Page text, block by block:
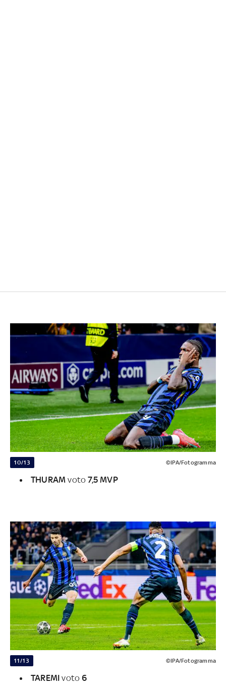
10/13 ©IPA/Fotogramma
THURAMvoto7,5 MVP
11/13 ©IPA/Fotogramma
TAREMIvoto6